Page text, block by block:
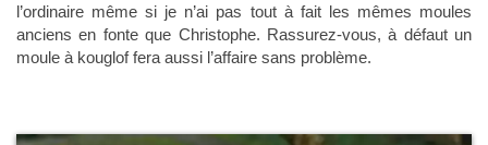
l’ordinaire même si je n’ai pas tout à fait les mêmes moules
anciens en fonte que Christophe. Rassurez-vous, à défaut un
moule à kouglof fera aussi l’affaire sans problème.